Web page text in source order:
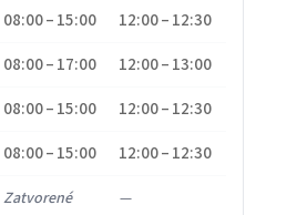
08:00 – 15:00 12:00 – 12:30
08:00 – 17:00 12:00 – 13:00
08:00 – 15:00 12:00 – 12:30
08:00 – 15:00 12:00 – 12:30
Zatvorené —